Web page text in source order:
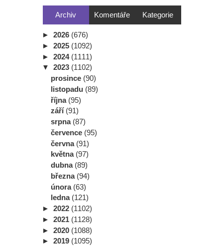
Archiv Komentáře Kategorie
► 2026 (676)
► 2025 (1092)
► 2024 (1111)
▼ 2023 (1102)
prosince (90)
listopadu (89)
října (95)
září (91)
srpna (87)
července (95)
června (91)
května (97)
dubna (89)
března (94)
února (63)
ledna (121)
► 2022 (1102)
► 2021 (1128)
► 2020 (1088)
► 2019 (1095)